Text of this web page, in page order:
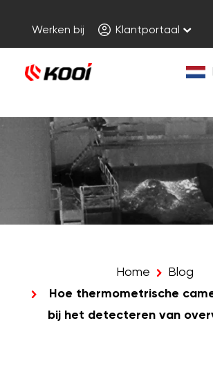
Werken bij Klantportaal
Home
Blog
Hoe thermometrische
bij het detecteren van